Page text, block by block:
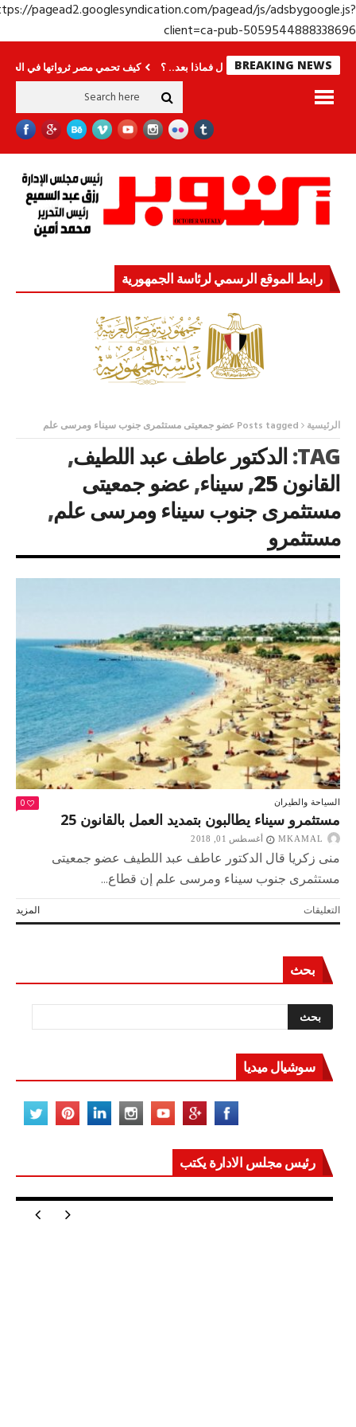
https://pagead2.googlesyndication.com/pagead/js/
client=ca-pub-
BREAKING NEWS
انتهى المونديال فماذا بعد.. ؟ كيف تحمي مصر ثرواتها في الجنوب؟
رابط الموقع الرسمي لرئاسة الجمهورية
الرئيسية Posts tagged عضو جمعيتى مستثمرى جنوب سيناء ومرسى علم
TAG: الدكتور عاطف عبد اللطيف,
القانون 25
,سيناء,عضو جمعيتى
مستثمرى جنوب سيناء ومرسى علم,
مستثمرو
السياحة والطيران 0
مستثمرو سيناء يطالبون بتمديد العمل بالقانون 25
MKAMAL أغسطس 01, 2018
منى زكريا قال الدكتور عاطف عبد اللطيف عضو جمعيتى
مستثمرى جنوب سيناء ومرسى علم إن قطاع...
المزيد التعليقاتعلى
مستثمرو
يطالبون
بتمديد
العمل
25
مغلقة
بحث
سوشيال ميديا
رئيس مجلس الادارة يكتب
مصر تعيد للعالم اتزانه